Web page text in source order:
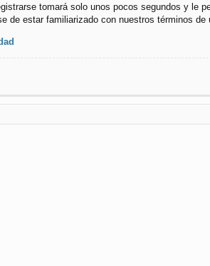
tomará solo unos pocos segundos y
de estar familiarizado con nuestros términos